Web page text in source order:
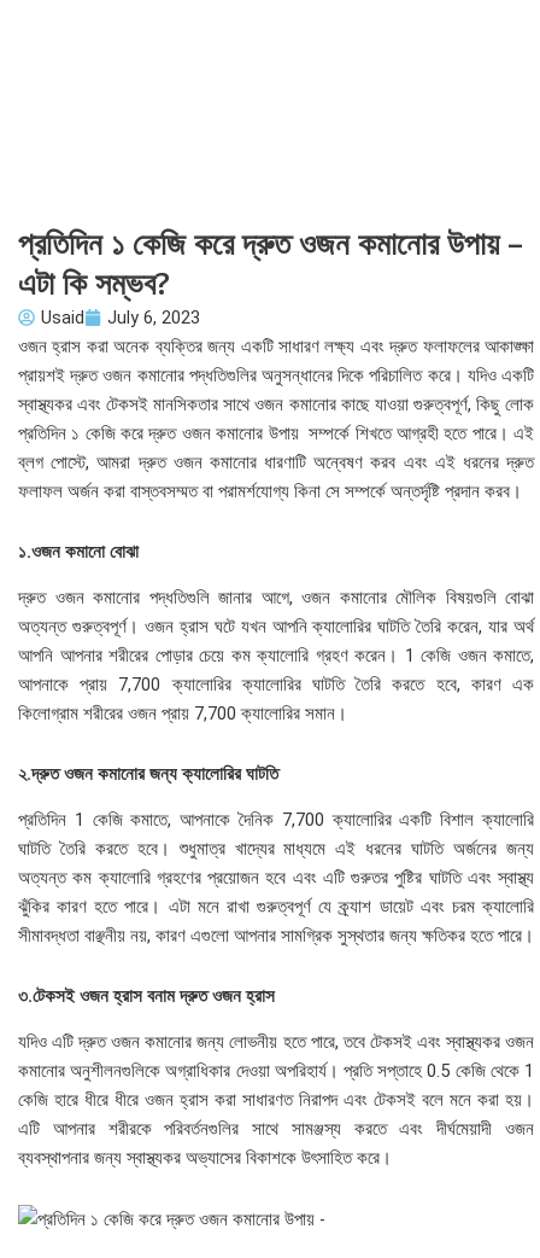
প্রতিদিন ১ কেজি করে দ্রুত ওজন কমানোর উপায় –
এটা কি সম্ভব?
Usaid
July 6, 2023
ওজন হ্রাস করা অনেক ব্যক্তির জন্য একটি সাধারণ লক্ষ্য এবং দ্রুত ফলাফলের আকাঙ্ক্ষা
প্রায়শই দ্রুত ওজন কমানোর পদ্ধতিগুলির অনুসন্ধানের দিকে পরিচালিত করে। যদিও একটি
স্বাস্থ্যকর এবং টেকসই মানসিকতার সাথে ওজন কমানোর কাছে যাওয়া গুরুত্বপূর্ণ, কিছু লোক
প্রতিদিন ১ কেজি করে দ্রুত ওজন কমানোর উপায় সম্পর্কে শিখতে আগ্রহী হতে পারে। এই
ব্লগ পোস্টে, আমরা দ্রুত ওজন কমানোর ধারণাটি অন্বেষণ করব এবং এই ধরনের দ্রুত
ফলাফল অর্জন করা বাস্তবসম্মত বা পরামর্শযোগ্য কিনা সে সম্পর্কে অন্তর্দৃষ্টি প্রদান করব।
১.ওজন কমানো বোঝা
দ্রুত ওজন কমানোর পদ্ধতিগুলি জানার আগে, ওজন কমানোর মৌলিক বিষয়গুলি বোঝা
অত্যন্ত গুরুত্বপূর্ণ। ওজন হ্রাস ঘটে যখন আপনি ক্যালোরির ঘাটতি তৈরি করেন, যার অর্থ
আপনি আপনার শরীরের পোড়ার চেয়ে কম ক্যালোরি গ্রহণ করেন। 1 কেজি ওজন কমাতে,
আপনাকে প্রায় 7,700 ক্যালোরির ক্যালোরির ঘাটতি তৈরি করতে হবে, কারণ এক
কিলোগ্রাম শরীরের ওজন প্রায় 7,700 ক্যালোরির সমান।
২.দ্রুত ওজন কমানোর জন্য ক্যালোরির ঘাটতি
প্রতিদিন 1 কেজি কমাতে, আপনাকে দৈনিক 7,700 ক্যালোরির একটি বিশাল ক্যালোরি
ঘাটতি তৈরি করতে হবে। শুধুমাত্র খাদ্যের মাধ্যমে এই ধরনের ঘাটতি অর্জনের জন্য
অত্যন্ত কম ক্যালোরি গ্রহণের প্রয়োজন হবে এবং এটি গুরুতর পুষ্টির ঘাটতি এবং স্বাস্থ্য
ঝুঁকির কারণ হতে পারে। এটা মনে রাখা গুরুত্বপূর্ণ যে ক্র্যাশ ডায়েট এবং চরম ক্যালোরি
সীমাবদ্ধতা বাঞ্ছনীয় নয়, কারণ এগুলো আপনার সামগ্রিক সুস্থতার জন্য ক্ষতিকর হতে পারে।
৩.টেকসই ওজন হ্রাস বনাম দ্রুত ওজন হ্রাস
যদিও এটি দ্রুত ওজন কমানোর জন্য লোভনীয় হতে পারে, তবে টেকসই এবং স্বাস্থ্যকর ওজন
কমানোর অনুশীলনগুলিকে অগ্রাধিকার দেওয়া অপরিহার্য। প্রতি সপ্তাহে 0.5 কেজি থেকে 1
কেজি হারে ধীরে ধীরে ওজন হ্রাস করা সাধারণত নিরাপদ এবং টেকসই বলে মনে করা হয়।
এটি আপনার শরীরকে পরিবর্তনগুলির সাথে সামঞ্জস্য করতে এবং দীর্ঘমেয়াদী ওজন
ব্যবস্থাপনার জন্য স্বাস্থ্যকর অভ্যাসের বিকাশকে উৎসাহিত করে।